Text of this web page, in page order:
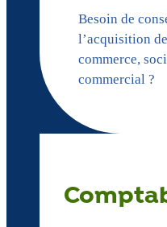
Besoin de
l’acquisition
commerce,
commercial ?